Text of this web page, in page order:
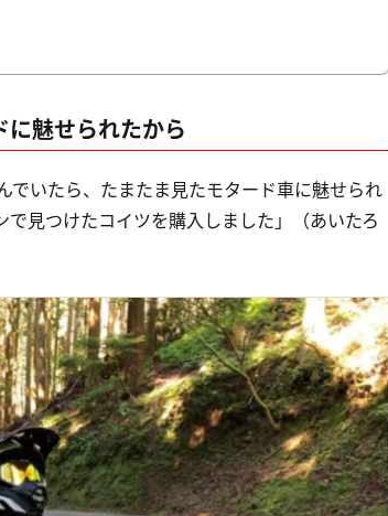
魅せられたから
でいたら、たまたま見たモタード車に魅せられ
見つけたコイツを購入しました」（あいたろ